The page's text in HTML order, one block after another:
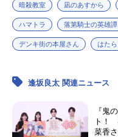
暗殺教室 凪のあすから
ハマトラ 落第騎士の英雄譚
デンキ街の本屋さん はたら
逢坂良太 関連ニュース
『鬼
ト！
菜香